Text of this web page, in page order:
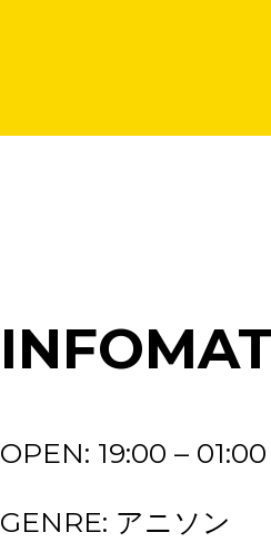
OPEN: 19:00 – 01:00
GENRE: アニソン